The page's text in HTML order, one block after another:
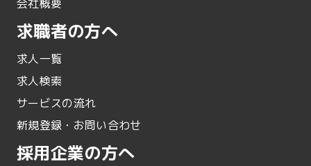
会社概要
求職者の方へ
求人一覧
求人検索
サービスの流れ
新規登録・お問い合わせ
採用企業の方へ